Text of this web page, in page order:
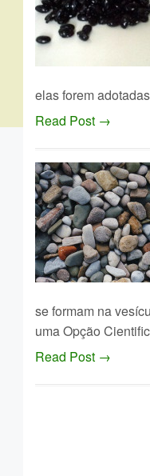
elas forem
Read Post →
se formam na
uma Opção
Read Post →